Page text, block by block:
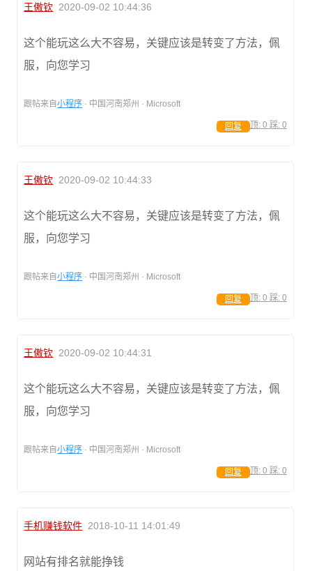
王傲钦 2020-09-02 10:44:36
这个能玩这么大不容易，关键应该是转变了方法，佩
服，向您学习
跟帖来自小程序 · 中国河南郑州 · Microsoft
顶: 0 踩: 0
回复
王傲钦 2020-09-02 10:44:33
这个能玩这么大不容易，关键应该是转变了方法，佩
服，向您学习
跟帖来自小程序 · 中国河南郑州 · Microsoft
顶: 0 踩: 0
回复
王傲钦 2020-09-02 10:44:31
这个能玩这么大不容易，关键应该是转变了方法，佩
服，向您学习
跟帖来自小程序 · 中国河南郑州 · Microsoft
顶: 0 踩: 0
回复
手机赚钱软件 2018-10-11 14:01:49
网站有排名就能挣钱